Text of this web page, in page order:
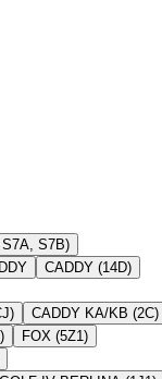
S7B)
CADDY (14D)
CADDY KA/KB (2C)
FOX (5Z1)